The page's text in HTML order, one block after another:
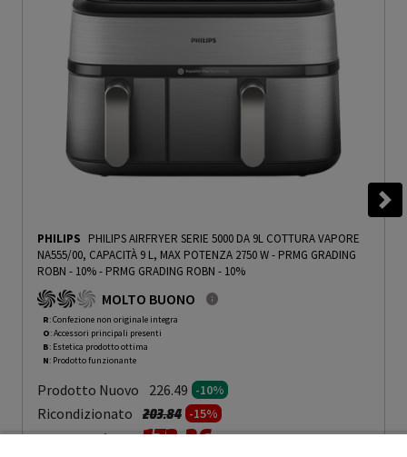
PHILIPS PHILIPS AIRFRYER SERIE 5000 DA 9L COTTURA VAPORE
NA555/00, CAPACITÀ 9 L, MAX POTENZA 2750 W - PRMG GRADING
ROBN - 10%- PRMG GRADING ROBN - 10%
MOLTO BUONO
R: Confezione non originale integra
O: Accessori principali presenti
B: Estetica prodotto ottima
N: Prodotto funzionante
Prodotto Nuovo 226.49 -10%
Ricondizionato Prezzo ridotto da
203.84a-15%
In Promozione 173.26